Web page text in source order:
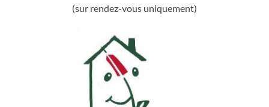
(sur rendez-vous uniquement)